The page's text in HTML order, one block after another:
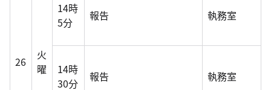
26
火
曜
14時
5分
報告 執務室
14時
30分
報告 執務室